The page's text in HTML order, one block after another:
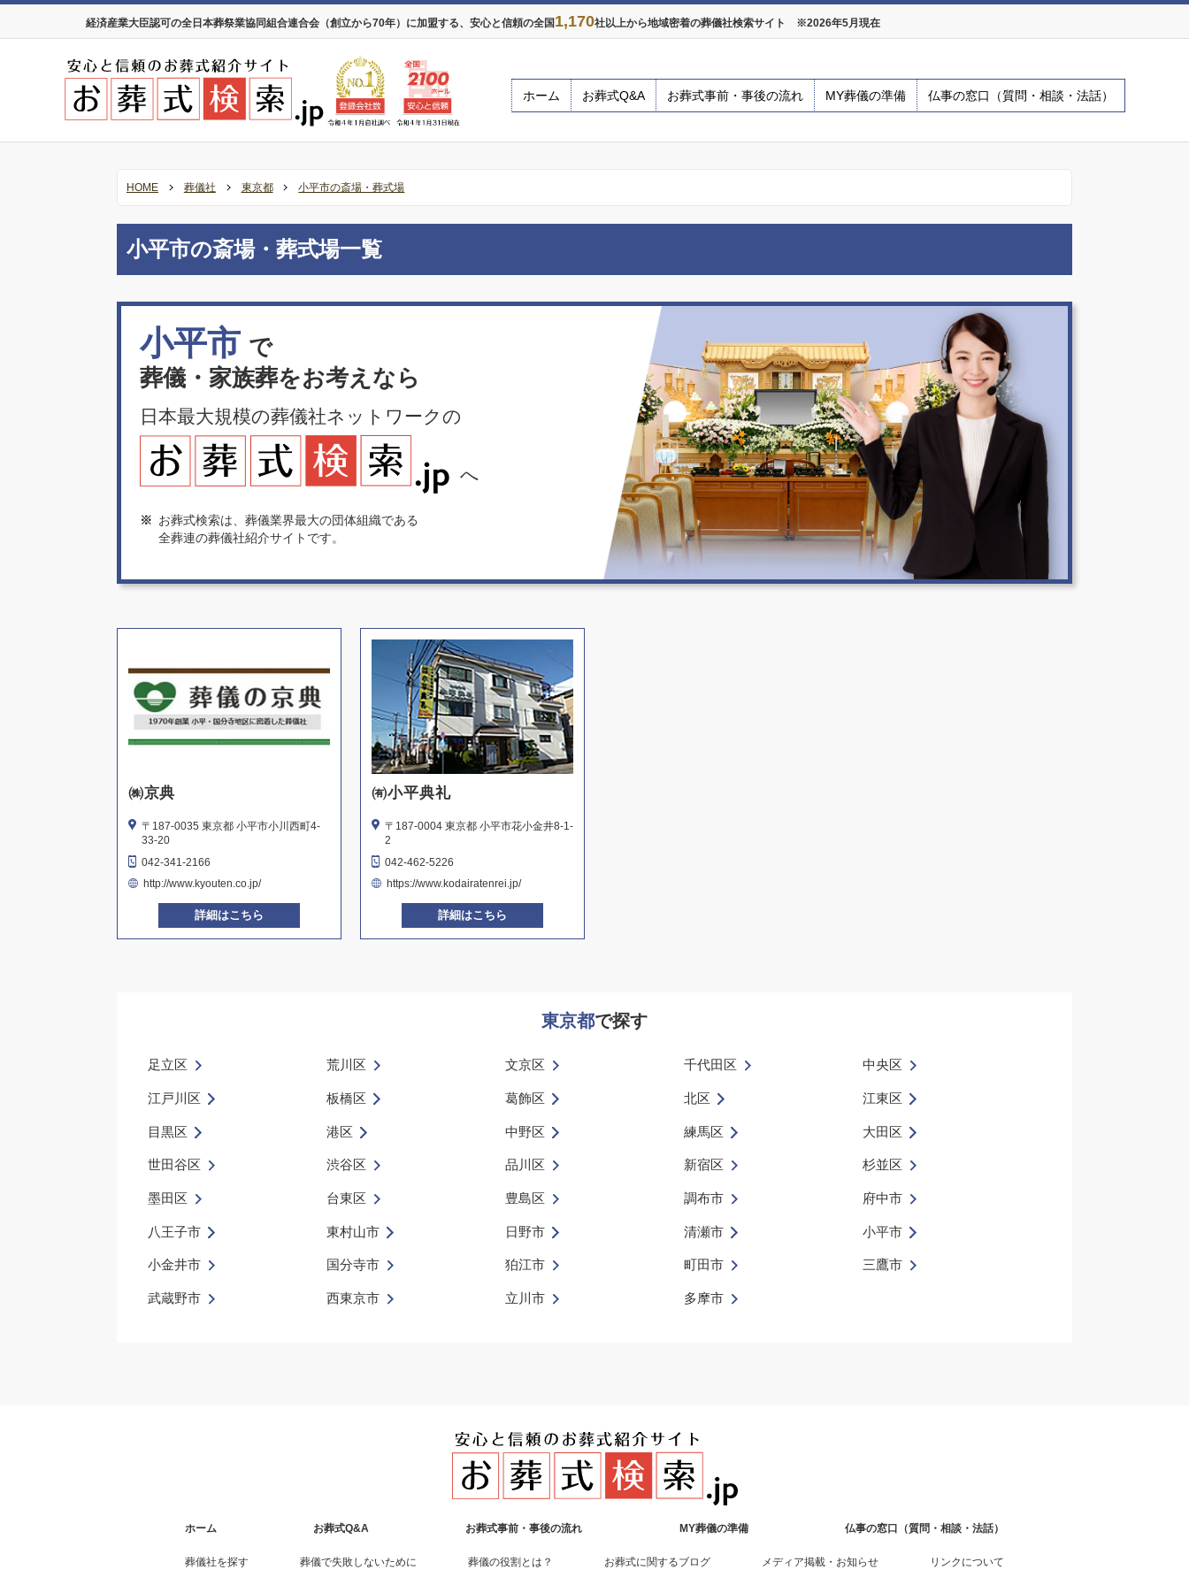
経済産業大臣認可の全日本葬祭業協同組合連合会（創立から70年）に加盟する、安心と信頼の全国1,170社以上から地域密着の葬儀社検索サイト ※2026年5月現在
ホーム お葬式Q&A お葬式事前・事後の流れ MY葬儀の準備 仏事の窓口（質問・相談・法話）
HOME 葬儀社 東京都 小平市の斎場・葬式場
小平市の斎場・葬式場一覧
小平市 で
葬儀・家族葬をお考えなら
日本最大規模の葬儀社ネットワークの
へ
※ お葬式検索は、葬儀業界最大の団体組織である
全葬連の葬儀社紹介サイトです。
㈱京典
〒187-0035 東京都 小平市小川西町4-
33-20
042-341-2166
http://www.kyouten.co.jp/
詳細はこちら
㈲小平典礼
〒187-0004 東京都 小平市花小金井8-1-
2
042-462-5226
https://www.kodairatenrei.jp/
詳細はこちら
東京都で探す
足立区 荒川区 文京区 千代田区 中央区
江戸川区 板橋区 葛飾区 北区 江東区
目黒区 港区 中野区 練馬区 大田区
世田谷区 渋谷区 品川区 新宿区 杉並区
墨田区 台東区 豊島区 調布市 府中市
八王子市 東村山市 日野市 清瀬市 小平市
小金井市 国分寺市 狛江市 町田市 三鷹市
武蔵野市 西東京市 立川市 多摩市
ホーム お葬式Q&A お葬式事前・事後の流れ MY葬儀の準備 仏事の窓口（質問・相談・法話）
葬儀社を探す 葬儀で失敗しないために 葬儀の役割とは？ お葬式に関するブログ メディア掲載・お知らせ リンクについて